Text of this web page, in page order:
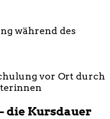
während des
vor Ort durch
die Kursdauer